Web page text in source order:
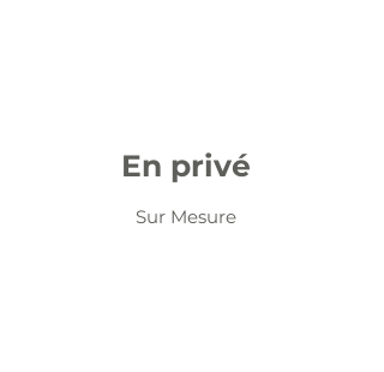
En privé
Sur Mesure